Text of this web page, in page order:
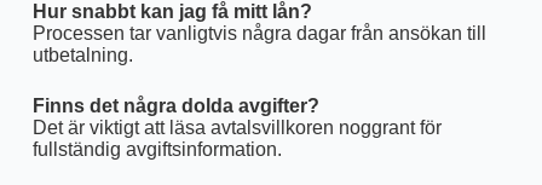
Hur snabbt kan jag få mitt lån?
Processen tar vanligtvis några dagar från ansökan till
utbetalning.
Finns det några dolda avgifter?
Det är viktigt att läsa avtalsvillkoren noggrant för
fullständig avgiftsinformation.